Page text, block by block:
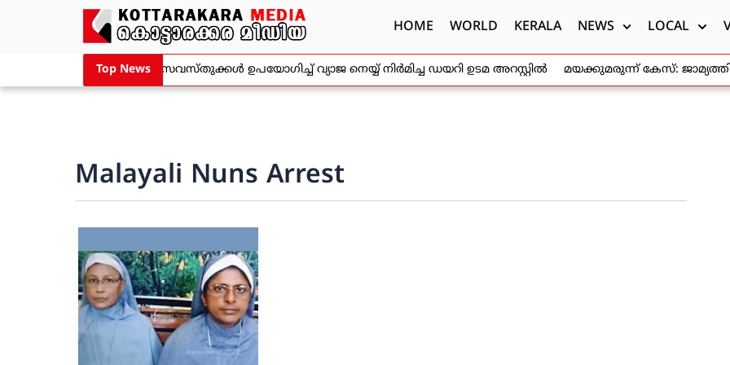
HOME WORLD KERALA NEWS LOCAL
Top News
സൂറത്തിൽ രാസവസ്തുക്കൾ ഉപയോഗിച്ച് വ്യാജ നെയ്യ് നിർമിച്ച ഡയറി ഉടമ അറസ്റ്റിൽ മയക്കുമരുന്ന് കേസ്:
Malayali Nuns Arrest